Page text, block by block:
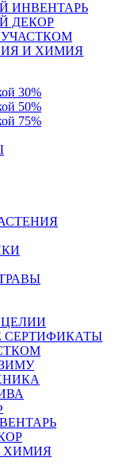
ИНВЕНТАРЬ
ДЕКОР
УЧАСТКОМ
И ХИМИЯ
30%
50%
75%
СЕРТИФИКАТЫ
ХИМИЯ